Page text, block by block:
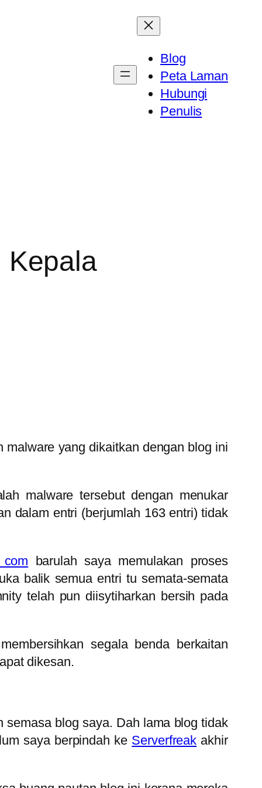
Blog
Peta Laman
Hubungi
Penulis
Kepala
yang dikaitkan dengan blog ini
malware tersebut dengan menukar
dalam entri (berjumlah 163 entri) tidak
barulah saya memulakan proses
balik semua entri tu semata-semata
telah pun diisytiharkan bersih pada
segala benda berkaitan
dikesan.
blog saya. Dah lama blog tidak
saya berpindah ke Serverfreak akhir